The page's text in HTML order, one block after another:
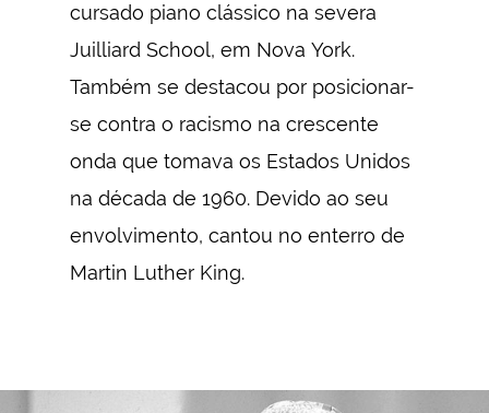
cursado piano clássico na severa
Juilliard School, em Nova York.
Também se destacou por posicionar-
se contra o racismo na crescente
onda que tomava os Estados Unidos
na década de 1960. Devido ao seu
envolvimento, cantou no enterro de
Martin Luther King.